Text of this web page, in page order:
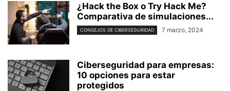
¿Hack the Box o Try Hack Me?
Comparativa de simulaciones...
CONSEJOS DE CIBERSEGURIDAD 7 marzo, 2024
Ciberseguridad para empresas:
10 opciones para estar
protegidos